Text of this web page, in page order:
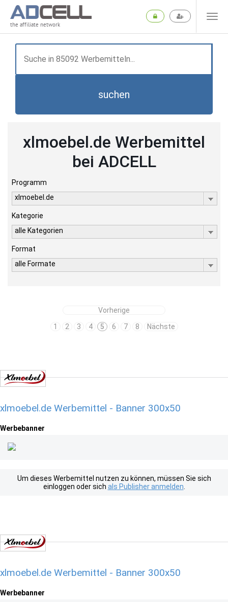
the affiliate network
suchen
xlmoebel.de Werbemittel
bei ADCELL
Programm
xlmoebel.de
Kategorie
alle Kategorien
Format
alle Formate
Vorherige
1
2 3 4 5 6 7 8 Nächste
xlmoebel.de Werbemittel - Banner 300x50
Werbebanner
Um dieses Werbemittel nutzen zu können, müssen Sie sich
einloggen oder sich als Publisher anmelden
xlmoebel.de Werbemittel - Banner 300x50
Werbebanner